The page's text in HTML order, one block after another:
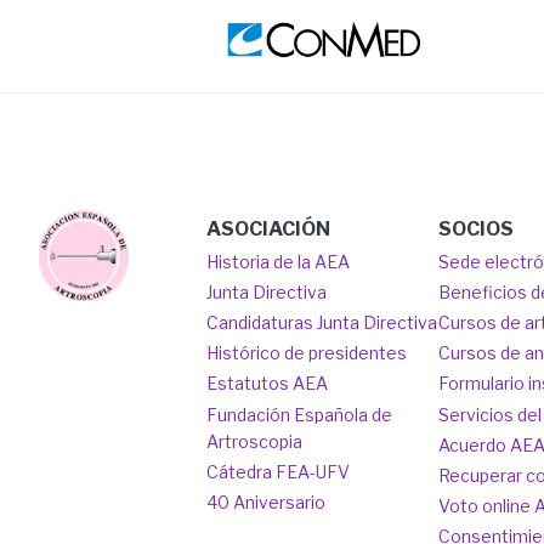
Image
Image
Main
navigation
ASOCIACIÓN
Historia de la AEA
Junta Directiva
Candidaturas Junta Directiva
Histórico de presidentes
Estatutos AEA
Fundación Española de
Artroscopia
Cátedra FEA-UFV
40 Aniversario
SOCIOS
Sede
Beneficios
Cursos de
Cursos de
Formulario
Servicios
Acuerdo
Recuperar
Voto online